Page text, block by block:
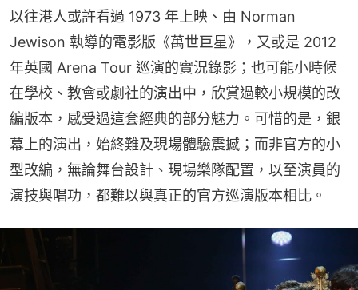
以往港人或許看過 1973 年上映、由 Norman
Jewison 執導的電影版《萬世巨星》，又或是 2012
年英國 Arena Tour 巡演的實況錄影；也可能小時候
在學校、教會或劇社的演出中，欣賞過較小規模的改
編版本，感受過這套經典的部分魅力。可惜的是，銀
幕上的演出，始終難及現場體驗震撼；而非官方的小
型改編，無論舞台設計、現場樂隊配置，以至演員的
演技與唱功，都難以與真正的官方巡演版本相比。